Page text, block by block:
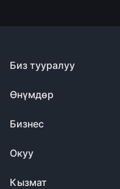
Биз тууралуу
Өнүмдөр
Бизнес
Окуу
Кызмат